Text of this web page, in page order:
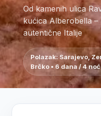
Od kamenih ulica
kućica Alberobella
autentične Italije
Polazak: Sarajevo,
Brčko • 6 dana / 4